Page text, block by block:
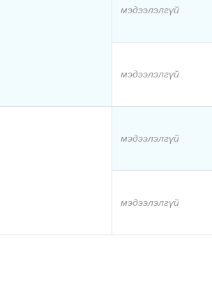
мэдээлэлгүй
мэдээлэлгүй
мэдээлэлгүй
мэдээлэлгүй